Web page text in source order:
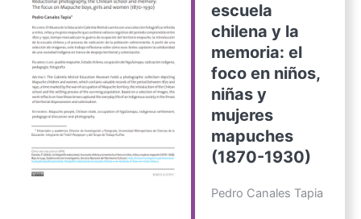
escuela
chilena y la
memoria: el
foco en niños,
niñas y
mujeres
mapuches
(1870-1930)
Pedro Canales Tapia